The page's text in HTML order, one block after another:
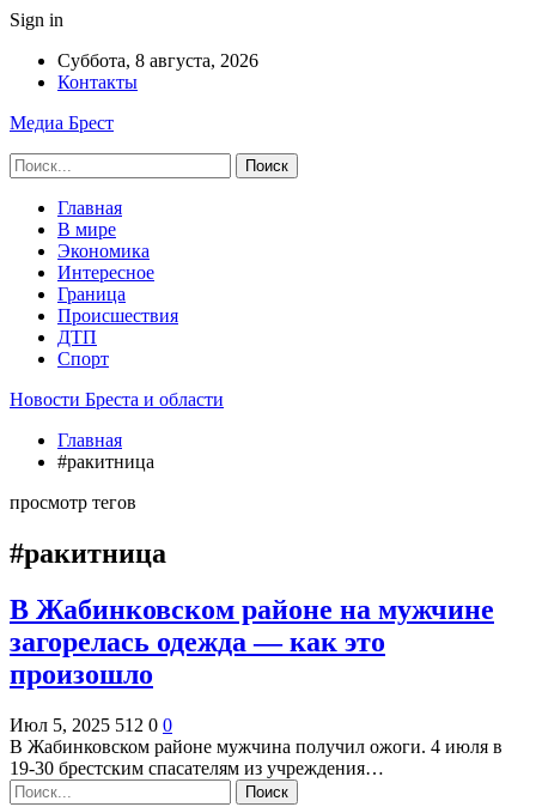
Sign in
Суббота, 8 августа, 2026
Контакты
Медиа Брест
Главная
В мире
Экономика
Интересное
Граница
Происшествия
ДТП
Спорт
Новости Бреста и области
Главная
#ракитница
просмотр тегов
#ракитница
В Жабинковском районе на мужчине
загорелась одежда — как это
произошло
Июл 5, 2025 512 0 0
В Жабинковском районе мужчина получил ожоги. 4 июля в
19-30 брестским спасателям из учреждения…